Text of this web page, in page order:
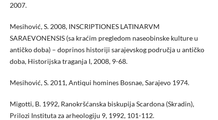
2007.
Mesihović, S. 2008, INSCRIPTIONES LATINARVM
SARAEVONENSIS (sa kraćim pregledom naseobinske kulture u
antičko doba) – doprinos historiji sarajevskog područja u antičko
doba, Historijska traganja I, 2008, 9-68.
Mesihović, S. 2011, Antiqui homines Bosnae, Sarajevo 1974.
Migotti, B. 1992, Ranokršćanska biskupija Scardona (Skradin),
Prilozi Instituta za arheologiju 9, 1992, 101-112.